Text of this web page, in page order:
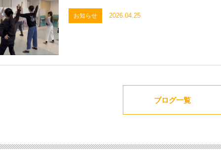
お知らせ 2026.04.25
ブログ一覧